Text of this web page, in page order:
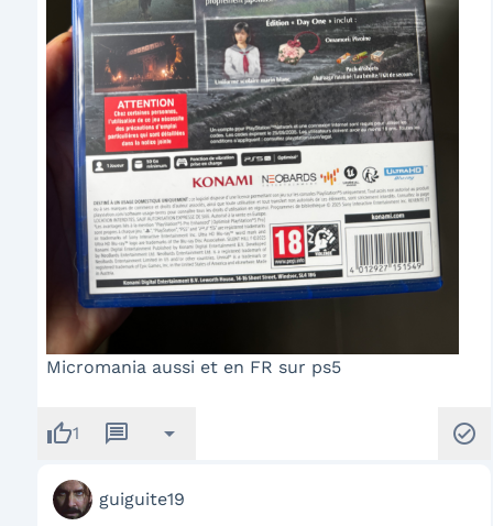
Micromania aussi et en FR sur ps5
thumb_up1 message arrow_drop_down check_circle
guiguite19